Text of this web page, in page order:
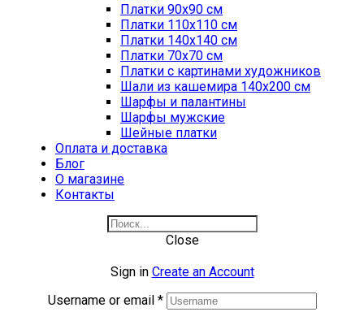
Платки 90х90 см
Платки 110х110 см
Платки 140х140 см
Платки 70х70 см
Платки с картинами художников
Шали из кашемира 140х200 см
Шарфы и палантины
Шарфы мужские
Шейные платки
Оплата и доставка
Блог
О магазине
Контакты
Close
Sign in Create an Account
Username or email *